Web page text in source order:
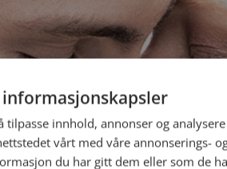
innhold, annonser og
vårt med våre annonserings-
du har gitt dem eller som de